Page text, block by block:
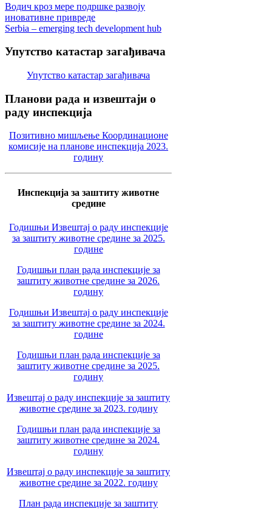
Водич кроз мере подршке развоју
иновативне привреде
Serbia – emerging tech development hub
Упутство катастар загађивача
Упутство катастар загађивача
Планови рада и извештаји о
раду инспекција
Позитивно мишљење Координационе
комисије на планове инспекција 2023.
годину
Инспекција за заштиту животне
средине
Годишњи Извештај о раду инспекције
за заштиту животне средине за 2025.
године
Годишњи план рада инспекције за
заштиту животне средине за 2026.
годину
Годишњи Извештај о раду инспекције
за заштиту животне средине за 2024.
године
Годишњи план рада инспекције за
заштиту животне средине за 2025.
годину
Извештај о раду инспекције за заштиту
животне средине за 2023. годину
Годишњи план рада инспекције за
заштиту животне средине за 2024.
годину
Извештај о раду инспекције за заштиту
животне средине за 2022. годину
План рада инспекције за заштиту